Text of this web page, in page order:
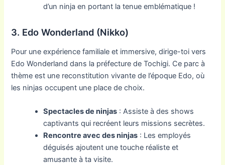
d’un ninja en portant la tenue emblématique !
3. Edo Wonderland (Nikko)
Pour une expérience familiale et immersive, dirige-toi vers
Edo Wonderland dans la préfecture de Tochigi. Ce parc à
thème est une reconstitution vivante de l’époque Edo, où
les ninjas occupent une place de choix.
Spectacles de ninjas : Assiste à des shows
captivants qui recréent leurs missions secrètes.
Rencontre avec des ninjas : Les employés
déguisés ajoutent une touche réaliste et
amusante à ta visite.